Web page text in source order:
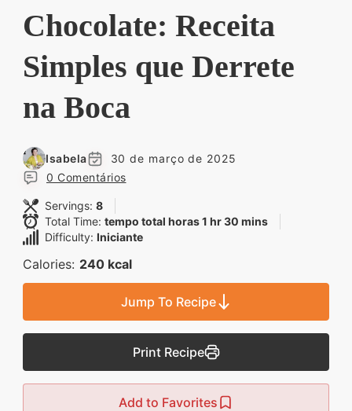
irresistíveis, refeições
saudáveis e práticas,
além de dicas exclusivas
Quer aprender a fazer
sobremesas de dar água
precisa! Explore nosso
site e descubra técnicas
culinárias incríveis,
segredos valiosos e
receitas rápidas e fáceis
Chocolate: Receita
Simples que Derrete
na Boca
Isabela
30 de março de 2025
0 Comentários
Servings: 8
Total Time: tempo total horas 1 hr 30 mins
Difficulty: Iniciante
Calories: 240 kcal
Jump To Recipe
Print Recipe
Add to Favorites